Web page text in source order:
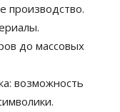
производство.
до массовых
возможность